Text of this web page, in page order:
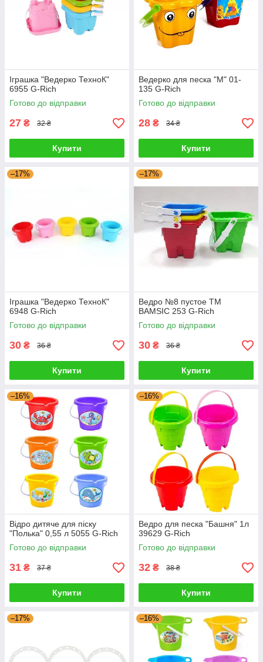
Іграшка "Ведерко ТехноК"
6955 G-Rich
Готово до відправки
27 ₴ 32 ₴
Купити
Ведерко для песка "М" 01-
135 G-Rich
Готово до відправки
28 ₴ 34 ₴
Купити
–17%
Іграшка "Ведерко ТехноК"
6948 G-Rich
Готово до відправки
30 ₴ 36 ₴
Купити
–17%
Ведро №8 пустое ТМ
BAMSIC 253 G-Rich
Готово до відправки
30 ₴ 36 ₴
Купити
–16%
Відро дитяче для піску
"Полька" 0,55 л 5055 G-Rich
Готово до відправки
31 ₴ 37 ₴
Купити
–16%
Ведро для песка "Башня" 1л
39629 G-Rich
Готово до відправки
32 ₴ 38 ₴
Купити
–17% –16%